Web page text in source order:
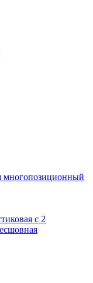
многопозиционный
с 2